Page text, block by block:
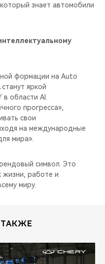
знает автомобили
формации на Auto
яркой
области AI.
прогресса»,
свои
на международные
мира».
символ. Это
жизни, работе и
миру.